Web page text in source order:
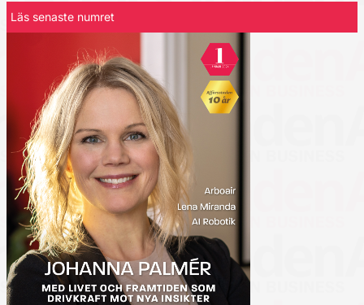
Läs senaste numret